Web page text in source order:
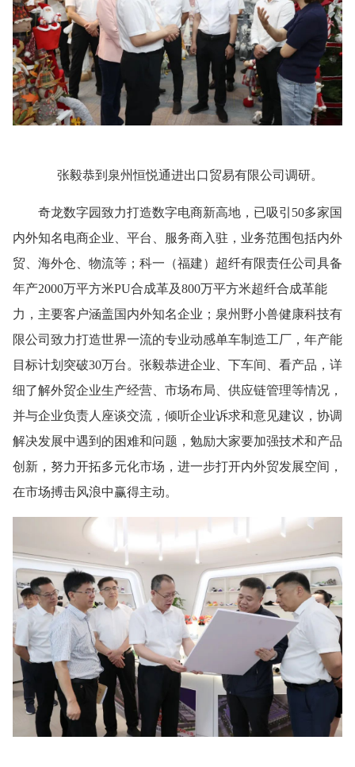
张毅恭到泉州恒悦通进出口贸易有限公司调研。
奇龙数字园致力打造数字电商新高地，已吸引50多家国
内外知名电商企业、平台、服务商入驻，业务范围包括内外
贸、海外仓、物流等；科一（福建）超纤有限责任公司具备
年产2000万平方米PU合成革及800万平方米超纤合成革能
力，主要客户涵盖国内外知名企业；泉州野小兽健康科技有
限公司致力打造世界一流的专业动感单车制造工厂，年产能
目标计划突破30万台。张毅恭进企业、下车间、看产品，详
细了解外贸企业生产经营、市场布局、供应链管理等情况，
并与企业负责人座谈交流，倾听企业诉求和意见建议，协调
解决发展中遇到的困难和问题，勉励大家要加强技术和产品
创新，努力开拓多元化市场，进一步打开内外贸发展空间，
在市场搏击风浪中赢得主动。